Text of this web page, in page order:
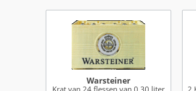
Warsteiner
Krat van 24 flessen van 0,30 liter 2